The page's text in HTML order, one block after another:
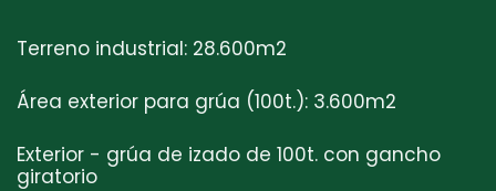
Terreno industrial: 28.600m2
Área exterior para grúa (100t.): 3.600m2
Exterior - grúa de izado de 100t. con gancho
giratorio